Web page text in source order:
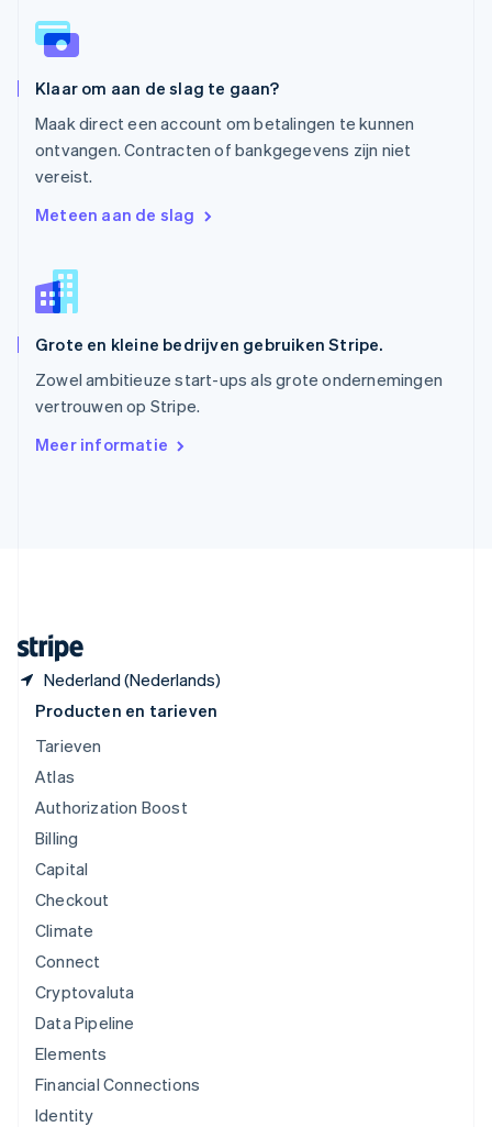
Klaar om aan de slag te gaan?
Maak direct een account om betalingen te kunnen
ontvangen. Contracten of bankgegevens zijn niet
vereist.
Meteen aan de slag
Grote en kleine bedrijven gebruiken Stripe.
Zowel ambitieuze start-ups als grote ondernemingen
vertrouwen op Stripe.
Meer informatie
Nederland (Nederlands)
Portugal
Português
English
English 简体中文
Slovenië
English
Slowakije
Español
Thailand
ไทย English
Tsjechië
Vasteland van China
简体中文English
English
Producten en tarieven
Tarieven
Atlas
Authorization Boost
Billing
Capital
Checkout
Climate
Connect
Cryptovaluta
Data Pipeline
Elements
Financial Connections
Identity